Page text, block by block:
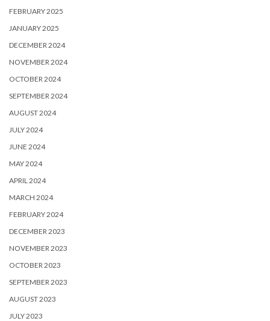
FEBRUARY 2025
JANUARY 2025
DECEMBER 2024
NOVEMBER 2024
OCTOBER 2024
SEPTEMBER 2024
AUGUST 2024
JULY 2024
JUNE 2024
MAY 2024
APRIL 2024
MARCH 2024
FEBRUARY 2024
DECEMBER 2023
NOVEMBER 2023
OCTOBER 2023
SEPTEMBER 2023
AUGUST 2023
JULY 2023